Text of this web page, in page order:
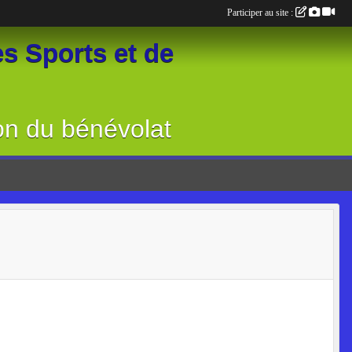
Sports et de
du bénévolat
Participer au site :